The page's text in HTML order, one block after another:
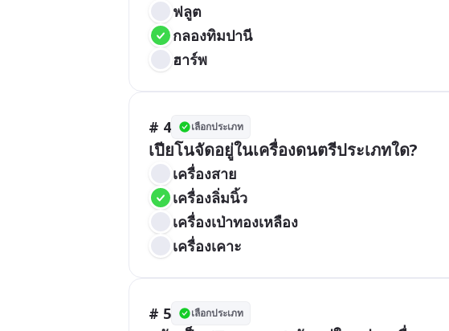
ฟลูต
กลองทิมปานี
ฮาร์พ
# 4 เลือกประเภท
เปียโนจัดอยู่ในเครื่องดนตรีประเภทใด?
เครื่องสาย
เครื่องลิ่มนิ้ว
เครื่องเป่าทองเหลือง
เครื่องเคาะ
# 5 เลือกประเภท